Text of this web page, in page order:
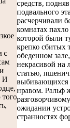
с
И
того
средств,
подвального
расчерчивали
комнатах
которой были
крепко сбитых
обеденном
некрасивой на
статью,
выбивающихся
нравом. Ральф
ожидании
странностях